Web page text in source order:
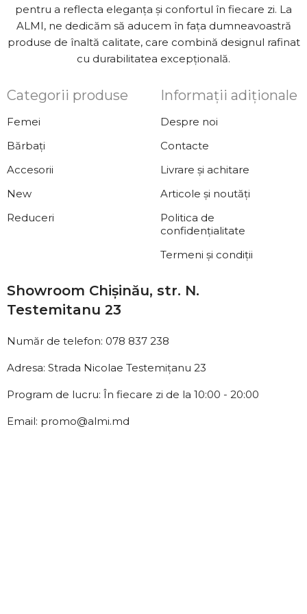
pentru a reflecta eleganța și confortul în fiecare zi. La
ALMI, ne dedicăm să aducem în fața dumneavoastră
produse de înaltă calitate, care combină designul rafinat
cu durabilitatea excepțională.
Categorii produse
Femei
Bărbați
Accesorii
New
Reduceri
Informații adiționale
Despre noi
Contacte
Livrare și achitare
Articole și noutăți
Politica de
confidențialitate
Termeni și condiții
Showroom Chișinău, str. N.
Testemitanu 23
Număr de telefon: 078 837 238
Adresa: Strada Nicolae Testemițanu 23
Program de lucru: În fiecare zi de la 10:00 - 20:00
Email: promo@almi.md